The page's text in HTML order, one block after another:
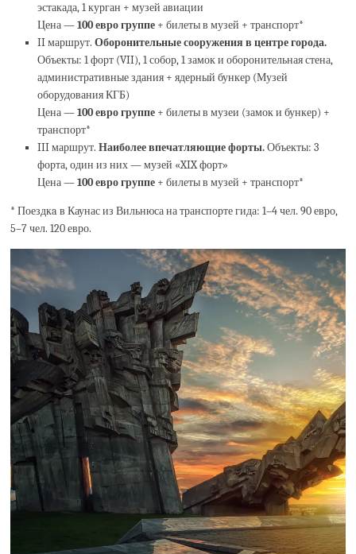
эстакада, 1 курган + музей авиации
Цена —100 евро группе + билеты в музей + транспорт*
II маршрут. Оборонительные сооружения в центре города.
Объекты: 1 форт (VII), 1 собор, 1 замок и оборонительная стена,
административные здания + ядерный бункер (Музей
оборудования КГБ)
Цена —100 евро группе + билеты в музеи (замок и бункер) +
транспорт*
III маршрут.Наиболее впечатляющие форты.Объекты: 3
форта, один из них — музей «XIX форт»
Цена —100 евро группе + билеты в музей + транспорт*
* Поездкa в Каунас из Вильнюса на транспорте гида: 1–4 чел. 90 евро,
5–7 чел. 120 евро.